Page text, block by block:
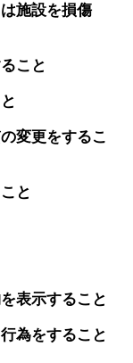
施設を損傷
こと
変更をするこ
と
表示すること
為をすること